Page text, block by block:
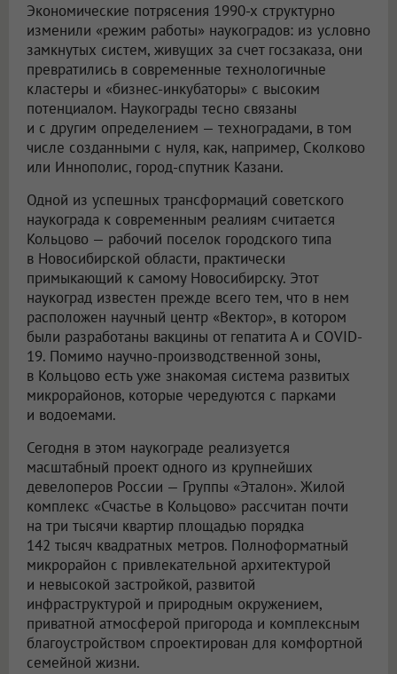
Экономические потрясения 1990-х структурно
изменили «режим работы» наукоградов: из условно
замкнутых систем, живущих за счет госзаказа, они
превратились в современные технологичные
кластеры и «бизнес-инкубаторы» с высоким
потенциалом. Наукограды тесно связаны
и с другим определением — техноградами, в том
числе созданными с нуля, как, например, Сколково
или Иннополис, город-спутник Казани.
Одной из успешных трансформаций советского
наукограда к современным реалиям считается
Кольцово — рабочий поселок городского типа
в Новосибирской области, практически
примыкающий к самому Новосибирску. Этот
наукоград известен прежде всего тем, что в нем
расположен научный центр «Вектор», в котором
были разработаны вакцины от гепатита А и COVID-
19. Помимо научно-производственной зоны,
в Кольцово есть уже знакомая система развитых
микрорайонов, которые чередуются с парками
и водоемами.
Сегодня в этом наукограде реализуется
масштабный проект одного из крупнейших
девелоперов России — Группы «Эталон». Жилой
комплекс «Счастье в Кольцово» рассчитан почти
на три тысячи квартир площадью порядка
142 тысяч квадратных метров. Полноформатный
микрорайон с привлекательной архитектурой
и невысокой застройкой, развитой
инфраструктурой и природным окружением,
приватной атмосферой пригорода и комплексным
благоустройством спроектирован для комфортной
семейной жизни.